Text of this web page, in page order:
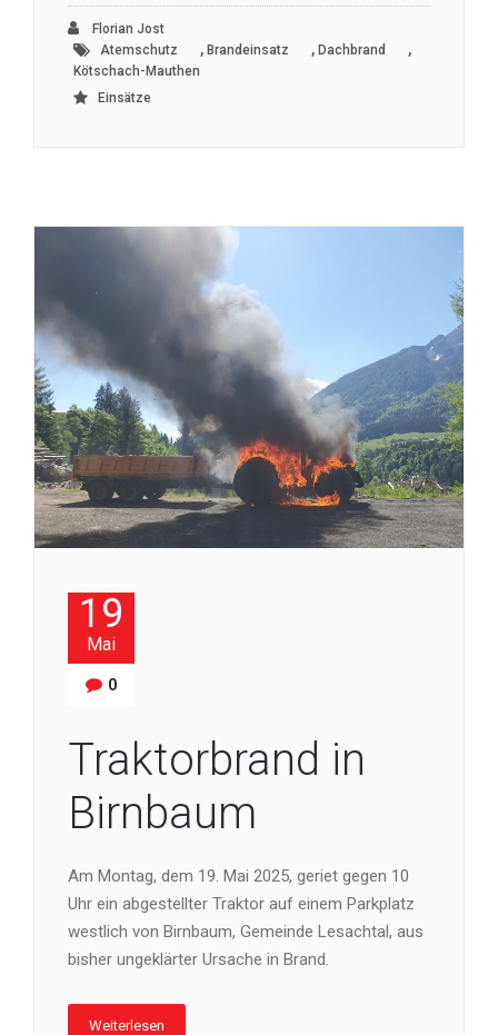
Florian Jost
Atemschutz
, Brandeinsatz , Dachbrand ,
Kötschach-Mauthen
Einsätze
19
Mai
0
Traktorbrand in
Birnbaum
Am Montag, dem 19. Mai 2025, geriet gegen 10
Uhr ein abgestellter Traktor auf einem Parkplatz
westlich von Birnbaum, Gemeinde Lesachtal, aus
bisher ungeklärter Ursache in Brand.
Weiterlesen